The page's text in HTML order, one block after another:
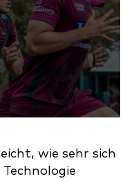
wie sehr sich